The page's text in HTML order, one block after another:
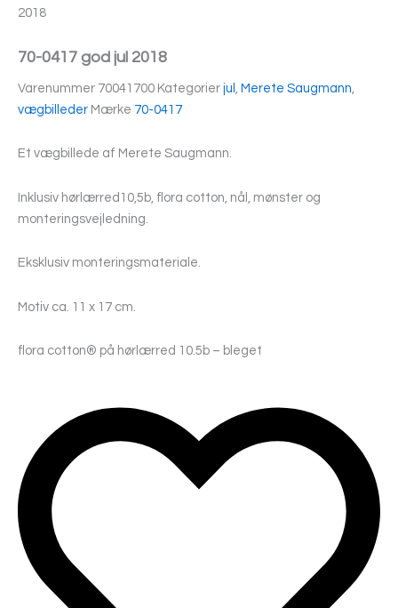
2018
70-0417 god jul 2018
Varenummer 70041700 Kategorier jul Merete Saugmann
vægbilleder Mærke 70-0417
Et vægbillede af Merete Saugmann.
Inklusiv hørlærred10,5b, flora cotton, nål, mønster og
monteringsvejledning.
Eksklusiv monteringsmateriale.
Motiv ca. 11 x 17 cm.
flora cotton® på hørlærred 10.5b – bleget